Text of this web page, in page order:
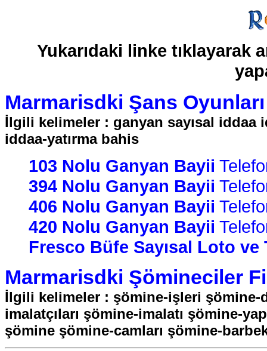
Yukarıdaki linke tıklayarak
Marmarisdki Şans
İlgili kelimeler : ganyan sayısal
iddaa-yatırma bahis
103 Nolu Ganyan Bayii
394 Nolu Ganyan Bayii
406 Nolu Ganyan Bayii
420 Nolu Ganyan Bayii
Fresco Büfe Sayısal Loto ve
Marmarisdki Şömineciler
İlgili kelimeler : şömine-işleri şömine-
imalatçıları şömine-imalatı şömine-
şömine şömine-camları şömine-